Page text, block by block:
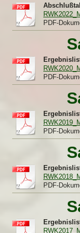
PDF-
PDF-
PDF-
PDF-